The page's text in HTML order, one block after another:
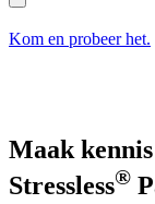
Kom en probeer het.
Maak
Stressless®